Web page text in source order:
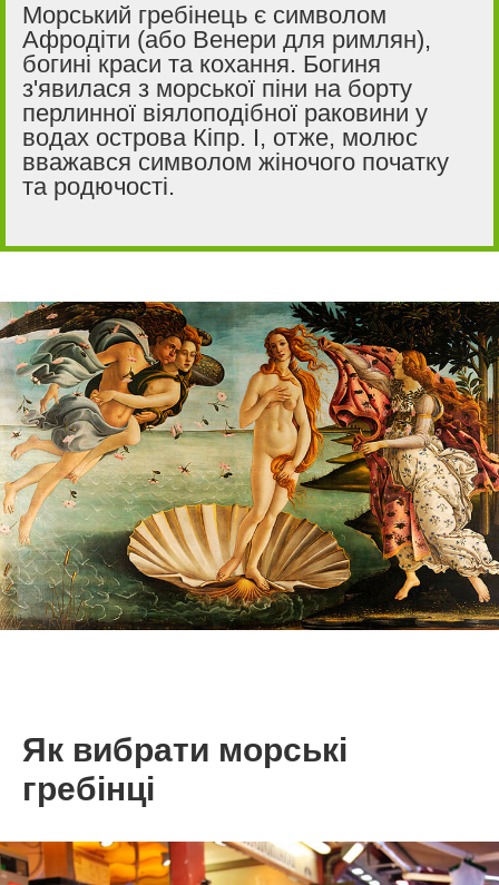
Морський гребінець є символом
Афродіти (або Венери для римлян),
богині краси та кохання. Богиня
з'явилася з морської піни на борту
перлинної віялоподібної раковини у
водах острова Кіпр. І, отже, молюс
вважався символом жіночого початку
та родючості.
Як вибрати морські
гребінці